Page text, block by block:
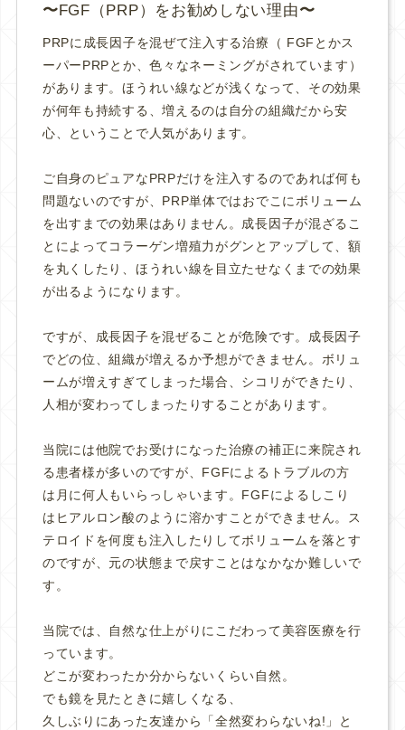
FGF（PRP）をお勧めしない理由
PRPに成長因子を混ぜて注入する治療（ FGFとかス
ーパーPRPとか、色々なネーミングがされています）
があります。ほうれい線などが浅くなって、その効果
が何年も持続する、増えるのは自分の組織だから安
心、ということで人気があります。
ご自身のピュアなPRPだけを注入するのであれば何も
問題ないのですが、PRP単体ではおでこにボリューム
を出すまでの効果はありません。成長因子が混ざるこ
とによってコラーゲン増殖力がグンとアップして、額
を丸くしたり、ほうれい線を目立たせなくまでの効果
が出るようになります。
ですが、成長因子を混ぜることが危険です。成長因子
でどの位、組織が増えるか予想ができません。ボリュ
ームが増えすぎてしまった場合、シコリができたり、
人相が変わってしまったりすることがあります。
当院には他院でお受けになった治療の補正に来院され
る患者様が多いのですが、FGFによるトラブルの方
は月に何人もいらっしゃいます。FGFによるしこり
はヒアルロン酸のように溶かすことができません。ス
テロイドを何度も注入したりしてボリュームを落とす
のですが、元の状態まで戻すことはなかなか難しいで
す。
当院では、自然な仕上がりにこだわって美容医療を行
っています。
どこが変わったか分からないくらい自然。
でも鏡を見たときに嬉しくなる、
久しぶりにあった友達から「全然変わらないね!」と